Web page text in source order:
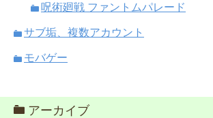
呪術廻戦 ファントムパレード
サブ垢、複数アカウント
モバゲー
アーカイブ